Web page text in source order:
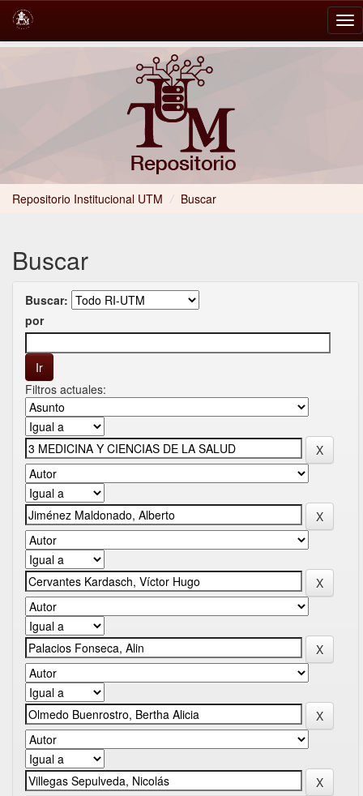
Repositorio Institucional UTM / Buscar
Buscar
Buscar:
por
Filtros actuales: